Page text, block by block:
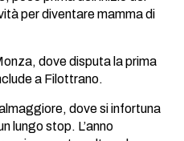
per diventare mamma di
dove disputa la prima
a Filottrano.
dove si infortuna
lungo stop. L’anno